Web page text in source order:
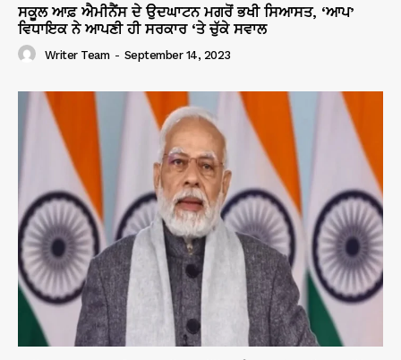
ਸਕੂਲ ਆਫ਼ ਐਮੀਨੈਂਸ ਦੇ ਉਦਘਾਟਨ ਮਗਰੋਂ ਭਖੀ ਸਿਆਸਤ, ‘ਆਪ’
ਵਿਧਾਇਕ ਨੇ ਆਪਣੀ ਹੀ ਸਰਕਾਰ ‘ਤੇ ਚੁੱਕੇ ਸਵਾਲ
Writer Team - September 14, 2023